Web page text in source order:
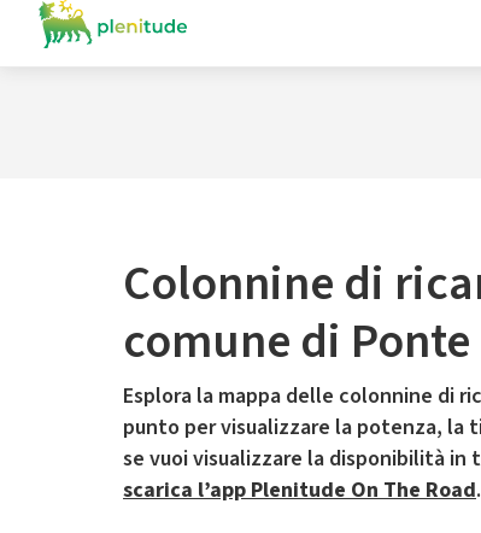
Colonnine di
comune di Ponte
Esplora la mappa delle colonnine di
punto per visualizzare la potenza, la
se vuoi visualizzare la disponibilità
scarica l’app Plenitude On The Road.